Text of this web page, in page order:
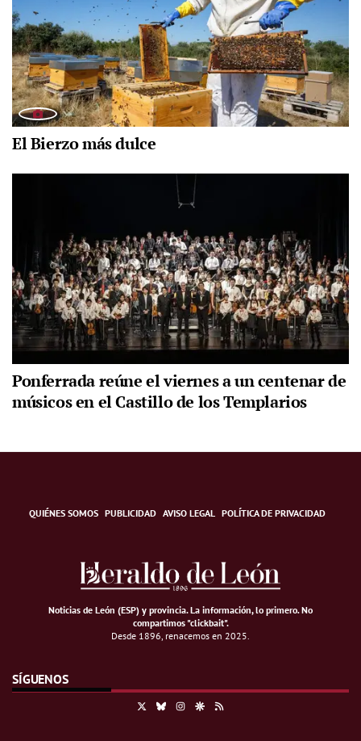
El Bierzo más dulce
Ponferrada reúne el viernes a un centenar de
músicos en el Castillo de los Templarios
QUIÉNES SOMOS PUBLICIDAD AVISO LEGAL POLÍTICA DE PRIVACIDAD
Noticias de León (ESP) y provincia. La información, lo primero.No
compartimos "clickbait".
Desde 1896, renacemos en 2025.
SÍGUENOS
BlueskyInstagramGoogle Discover